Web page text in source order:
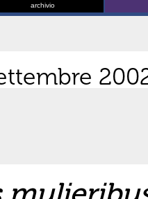
archivio